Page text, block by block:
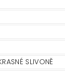
SLIVONĚ